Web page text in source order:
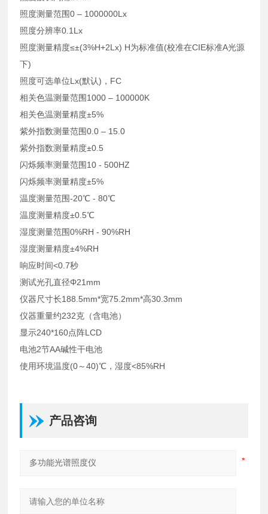
照度测量范围0 – 1000000Lx
照度分辨率0.1Lx
照度测量精度≤±(3%H+2Lx) H为标准值(校准在CIE标准A光源
下)
照度可选单位Lx(默认)，FC
相关色温测量范围1000 – 100000K
相关色温测量精度±5%
紫外指数测量范围0.0 – 15.0
紫外指数测量精度±0.5
闪烁频率测量范围10 - 500HZ
闪烁频率测量精度±5%
温度测量范围-20℃ - 80℃
温度测量精度±0.5℃
湿度测量范围0%RH - 90%RH
湿度测量精度±4%RH
响应时间<0.7秒
测试光孔直径Φ21mm
仪器尺寸长188.5mm*宽75.2mm*高30.3mm
仪器重量约232克（含电池）
显示240*160点阵LCD
电池2节AA碱性干电池
使用环境温度(0～40)℃，湿度<85%RH
产品咨询